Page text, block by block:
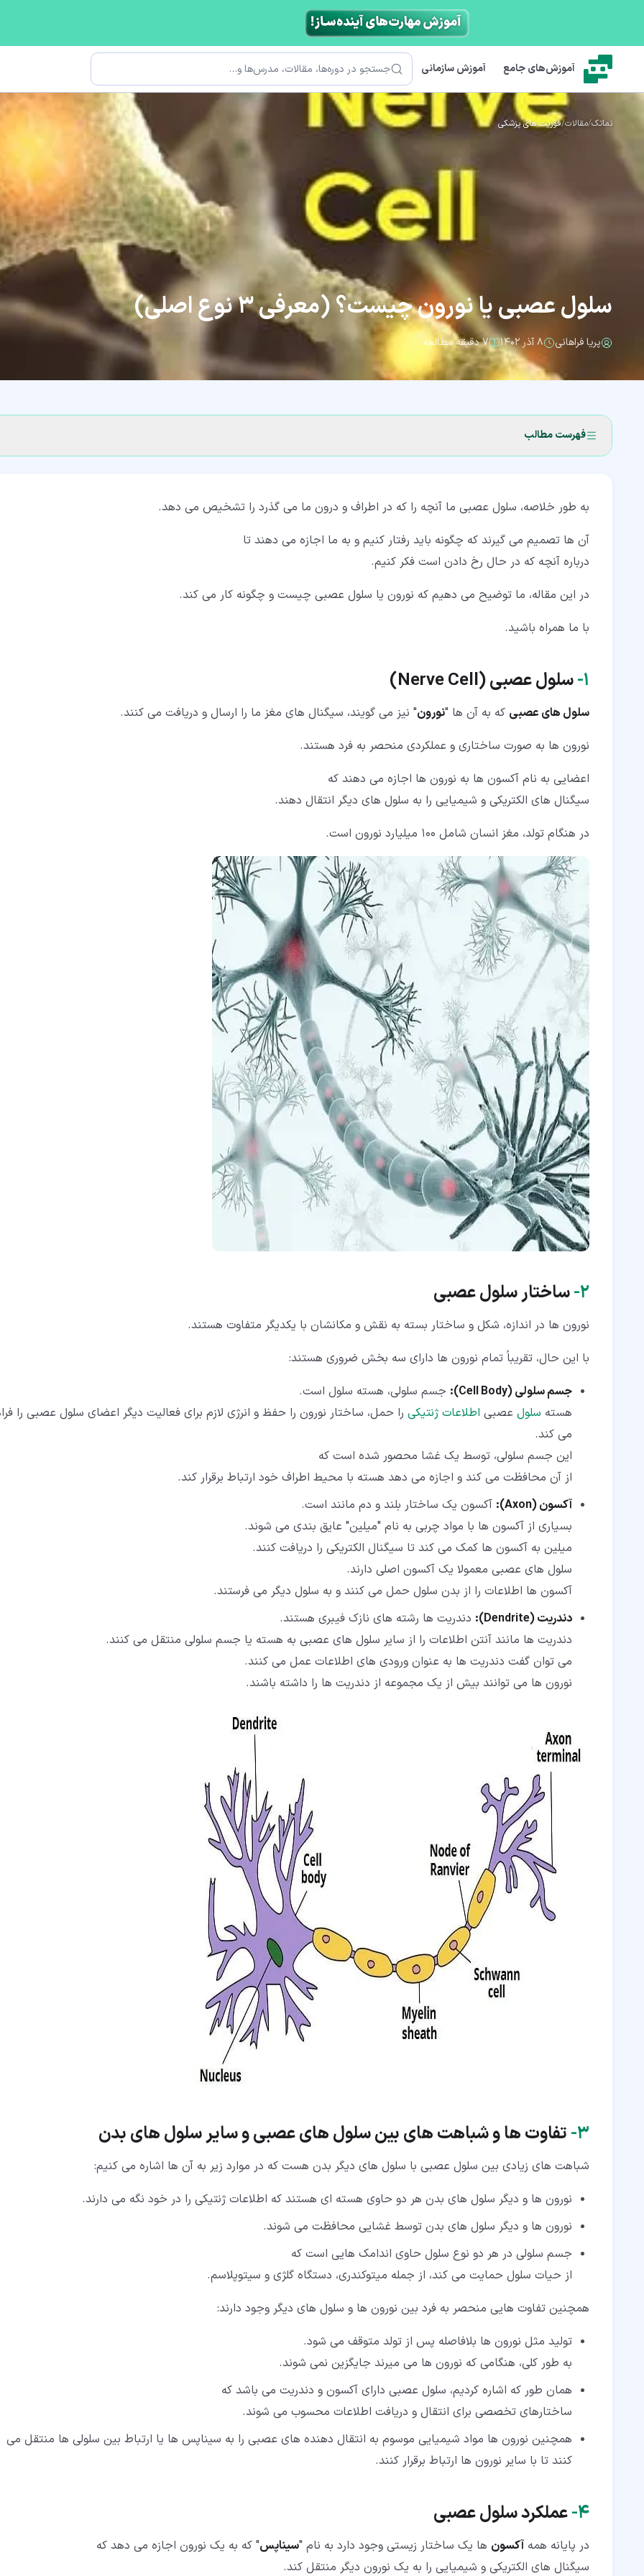
آموزش‌های جامع آموزش سازمانی جستجو
نماتک/مقالات/فوریت های پزشکی
سلول عصبی یا نورون چیست؟ (معرفی 3 نوع اصلی)
پریا فراهانی ۸ آذر ۱۴۰۲ ۷ دقیقه مطالعه
فهرست مطالب
۲‏- ساختار سلول عصبی
۳‏- تفاوت ها و شباهت های بین سلول های عصبی و سایر سلول های بدن
۴‏- عملکرد سلول عصبی
۴‏-‏۱‏- سیناپس الکتریکی (Electrical Synapse)
۴‏-‏۲‏- سیناپس شیمیایی (Chemical Synapse)
۵‏-‏۱‏- نورون های حسی (Sensory Neurons)
۵‏-‏۲‏- نورون های حرکتی (Motor Neurons)
به طور خلاصه، سلول عصبی ما آنچه را که در اطراف و درون ما می گذرد را تشخیص می دهد.
آن ها تصمیم می گیرند که چگونه باید رفتار کنیم و به ما اجازه می دهند تا
درباره آنچه که در حال رخ دادن است فکر کنیم.
در این مقاله، ما توضیح می دهیم که نورون یا سلول عصبی چیست و چگونه کار می کند.
با ما همراه باشید.
۱‏- سلول عصبی (Nerve Cell
)
سلول های عصبی که به آن ها "نورون" نیز می گویند، سیگنال های مغز ما را ارسال و دریافت می کنند.
نورون ها به صورت ساختاری و عملکردی منحصر به فرد هستند.
اعضایی به نام آکسون ها به نورون ها اجازه می دهند که
سیگنال های الکتریکی و شیمیایی را به سلول های دیگر انتقال دهند.
در هنگام تولد، مغز انسان شامل 100 میلیارد نورون است.
۲‏- ساختار سلول عصبی
نورون ها در اندازه، شکل و ساختار بسته به نقش و مکانشان با یکدیگر متفاوت هستند.
با این حال، تقریباً تمام نورون ها دارای سه بخش ضروری هستند:
جسم سلولی (Cell Body):
جسم سلولی، هسته سلول است.
هسته سلول عصبی اطلاعات ژنتیکی را حمل، ساختار نورون را حفظ و انرژی لازم برای فعالیت دیگر اعضای سلول عصبی را
می کند.
این جسم سلولی، توسط یک غشا محصور شده است که
از آن محافظت می کند و اجازه می دهد هسته با محیط اطراف خود ارتباط برقرار کند.
آکسون (Axon):
آکسون یک ساختار بلند و دم مانند است.
بسیاری از آکسون ها با مواد چربی به نام "میلین" عایق بندی می شوند.
میلین به آکسون ها کمک می کند تا سیگنال الکتریکی را دریافت کنند.
سلول های عصبی معمولا یک آکسون اصلی دارند.
آکسون ها اطلاعات را از بدن سلول حمل می کنند و به سلول دیگر می فرستند.
دندریت (Dendrite):
دندریت ها رشته های نازک فیبری هستند.
دندریت ها مانند آنتن اطلاعات را از سایر سلول های عصبی به هسته یا جسم سلولی منتقل می کنند.
می توان گفت دندریت ها به عنوان ورودی های اطلاعات عمل می کنند.
نورون ها می توانند بیش از یک مجموعه از دندریت ها را داشته باشند.
۳‏- تفاوت ها و شباهت های بین سلول های عصبی و سایر سلول های بدن
شباهت های زیادی بین سلول عصبی با سلول های دیگر بدن هست که در موارد زیر به آن ها اشاره می کنیم:
نورون ها و دیگر سلول های بدن هر دو حاوی هسته ای هستند که اطلاعات ژنتیکی را در خود نگه می دارند.
نورون ها و دیگر سلول های بدن توسط غشایی محافظت می شوند.
جسم سلولی در هر دو نوع سلول حاوی اندامک هایی است که
از حیات سلول حمایت می کند، از جمله میتوکندری، دستگاه گلژی و سیتوپلاسم.
همچنین تفاوت هایی منحصر به فرد بین نورون ها و سلول های دیگر وجود دارند:
تولید مثل نورون ها بلافاصله پس از تولد متوقف می شود.
به طور کلی، هنگامی که نورون ها می میرند جایگزین نمی شوند.
همان طور که اشاره کردیم، سلول عصبی دارای آکسون و دندریت می باشد که
ساختارهای تخصصی برای انتقال و دریافت اطلاعات محسوب می شوند.
همچنین نورون ها مواد شیمیایی موسوم به انتقال دهنده های عصبی را به سیناپس ها یا ارتباط بین سلولی ها منتقل می
کنند تا با سایر نورون ها ارتباط برقرار کنند.
۴‏- عملکرد سلول عصبی
در پایانه همه آکسون ها یک ساختار زیستی وجود دارد به نام "سیناپس" که به یک نورون اجازه می دهد که
سیگنال های الکتریکی و شیمیایی را به یک نورون دیگر منتقل کند.